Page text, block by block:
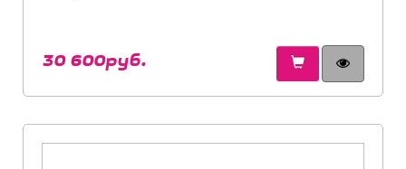
30 600руб.